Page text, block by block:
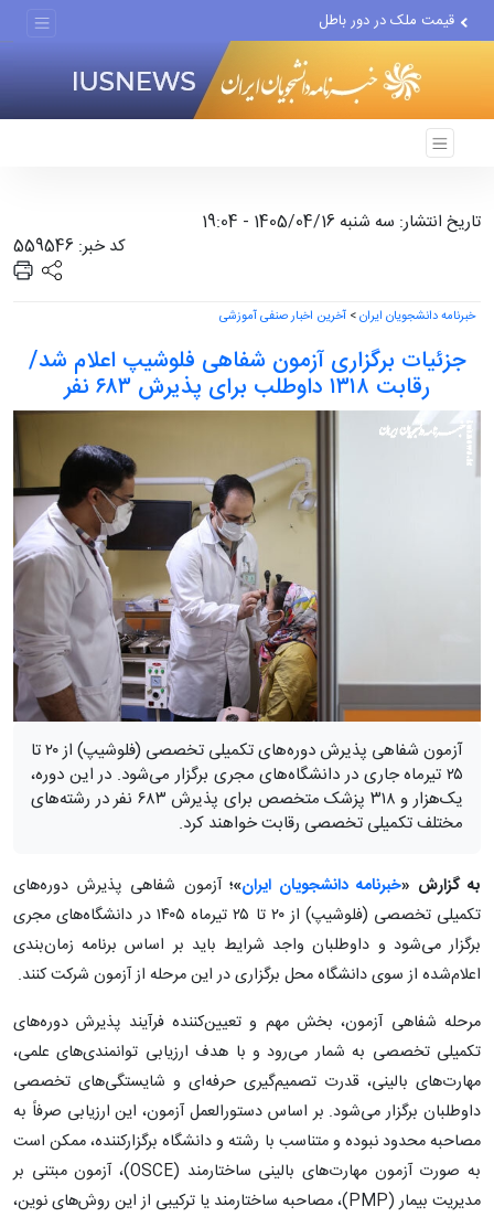
قیمت ملک در دور باطل
باید در برابر اسرائیل متحد...
تاریخ انتشار: سه شنبه 1405/04/16 - 19:04
کد خبر: 559546
خبرنامه دانشجویان ایران> آخرین اخبار صنفی آموزشی
جزئیات برگزاری آزمون شفاهی فلوشیپ اعلام شد/
رقابت ۱۳۱۸ داوطلب برای پذیرش ۶۸۳ نفر
آزمون شفاهی پذیرش دوره‌های تکمیلی تخصصی (فلوشیپ) از ۲۰ تا
۲۵ تیرماه جاری در دانشگاه‌های مجری برگزار می‌شود. در این دوره،
یک‌هزار و ۳۱۸ پزشک متخصص برای پذیرش ۶۸۳ نفر در رشته‌های
مختلف تکمیلی تخصصی رقابت خواهند کرد.
به گزارش «خبرنامه دانشجویان ایران»؛آزمون شفاهی پذیرش دوره‌های
تکمیلی تخصصی (فلوشیپ) از ۲۰ تا ۲۵ تیرماه ۱۴۰۵ در دانشگاه‌های مجری
برگزار می‌شود و داوطلبان واجد شرایط باید بر اساس برنامه زمان‌بندی
اعلام‌شده از سوی دانشگاه محل برگزاری در این مرحله از آزمون شرکت کنند.
مرحله شفاهی آزمون، بخش مهم و تعیین‌کننده فرآیند پذیرش دوره‌های
تکمیلی تخصصی به شمار می‌رود و با هدف ارزیابی توانمندی‌های علمی،
مهارت‌های بالینی، قدرت تصمیم‌گیری حرفه‌ای و شایستگی‌های تخصصی
داوطلبان برگزار می‌شود. بر اساس دستورالعمل آزمون، این ارزیابی صرفاً به
مصاحبه محدود نبوده و متناسب با رشته و دانشگاه برگزارکننده، ممکن است
به صورت آزمون مهارت‌های بالینی ساختارمند (OSCE)، آزمون مبتنی بر
مدیریت بیمار (PMP)، مصاحبه ساختارمند یا ترکیبی از این روش‌های نوین،